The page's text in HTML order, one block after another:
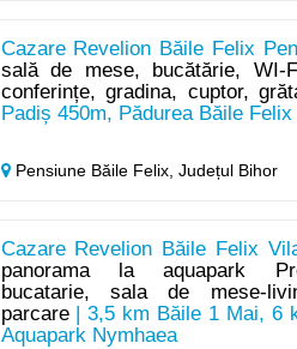
Cazare Revelion Băile Felix
sală de mese, bucătărie,
conferințe, gradina, cuptor,
Padiș 450m, Pădurea Băile Felix
Pensiune Băile Felix, Județul Bihor
Cazare Revelion Băile Felix
panorama la aquapark
bucatarie, sala de mese-
parcare| 3,5 km Băile 1 Mai, 6
Aquapark Nymhaea